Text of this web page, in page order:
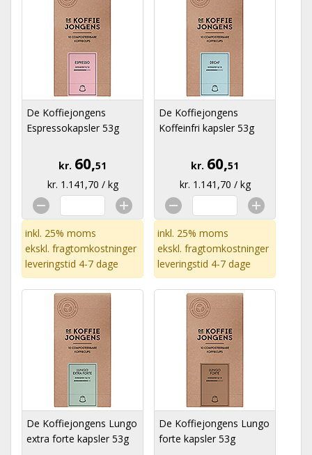
De Koffiejongens
Espressokapsler 53g
kr. 60,51
kr. 1.141,70 / kg
inkl. 25% moms
ekskl. fragtomkostninger
leveringstid 4-7 dage
De Koffiejongens
Koffeinfri kapsler 53g
kr. 60,51
kr. 1.141,70 / kg
inkl. 25% moms
ekskl. fragtomkostninger
leveringstid 4-7 dage
De Koffiejongens Lungo
extra forte kapsler 53g
De Koffiejongens Lungo
forte kapsler 53g